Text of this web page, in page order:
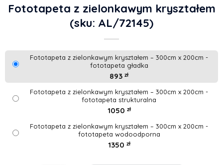
Fototapeta z zielonkawym kryształem
(sku: AL/72145)
Fototapeta z zielonkawym kryształem – 300cm x 200cm -
fototapeta gładka
893 zł
Fototapeta z zielonkawym kryształem – 300cm x 200cm -
fototapeta strukturalna
1050 zł
Fototapeta z zielonkawym kryształem – 300cm x 200cm -
fototapeta wodoodporna
1350 zł